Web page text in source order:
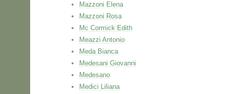
Mazzoni Elena
Mazzoni Rosa
Mc Cormick Edith
Meazzi Antonio
Meda Bianca
Medesani Giovanni
Medesano
Medici Liliana